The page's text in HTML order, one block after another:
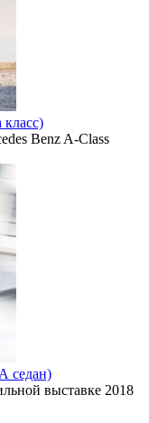
класс)
Benz A-Class
седан)
выставке 2018